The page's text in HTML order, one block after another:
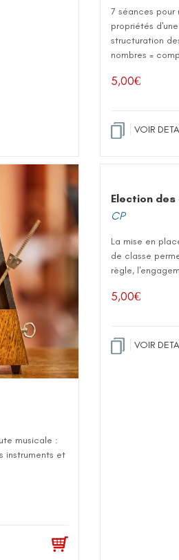
7 séances pour
propriétés
structuration
nombres =
5,00€
VOIR
musicale :
instruments et
Election
CP
La mise en
de classe
règle,
5,00€
VOIR